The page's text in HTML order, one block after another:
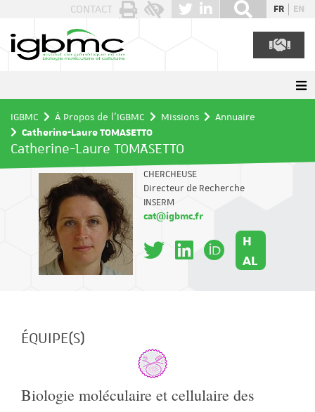
CONTACT FR EN
IGBMC À Propos de l'IGBMC Missions
Annuaire
Catherine-Laure TOMASETTO
Catherine-Laure TOMASETTO
CHERCHEUSE
Directeur de Recherche
INSERM
cat@igbmc.fr
H
AL
ÉQUIPE(S)
Biologie moléculaire et cellulaire des
Panneau de gestion des cookies